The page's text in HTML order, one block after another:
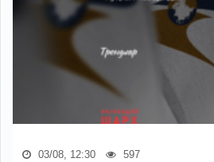
03/08, 12:30 597